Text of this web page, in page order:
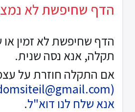
הדף שחיפשת לא
הדף שחיפשת לא זמין
תקלה, אנא נסה שנית.
אם התקלה חוזרת על
אנא שלח לנו דוא"ל.